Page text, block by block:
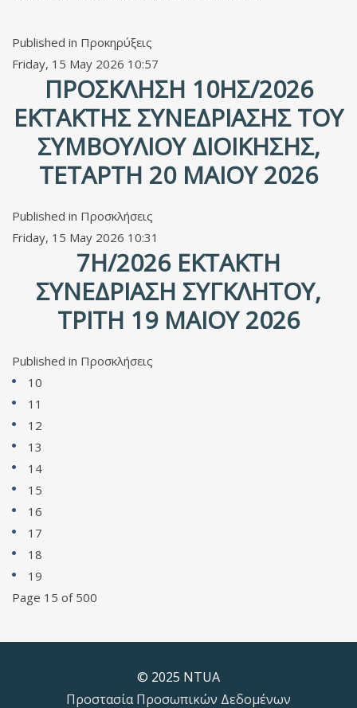
Published in Προκηρύξεις
Friday, 15 May 2026 10:57
ΠΡΌΣΚΛΗΣΗ 10ΗΣ/2026
ΈΚΤΑΚΤΗΣ ΣΥΝΕΔΡΊΑΣΗΣ ΤΟΥ
ΣΥΜΒΟΥΛΊΟΥ ΔΙΟΊΚΗΣΗΣ,
ΤΕΤΆΡΤΗ 20 ΜΑΊΟΥ 2026
Published in Προσκλήσεις
Friday, 15 May 2026 10:31
7Η/2026 ΈΚΤΑΚΤΗ
ΣΥΝΕΔΡΊΑΣΗ ΣΥΓΚΛΉΤΟΥ,
ΤΡΊΤΗ 19 ΜΑΊΟΥ 2026
Published in Προσκλήσεις
10
11
12
13
14
15
16
17
18
19
Page 15 of 500
© 2025 NTUA
Προστασία Προσωπικών Δεδομένων